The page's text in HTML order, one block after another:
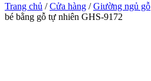
Trang chủ /Cửa hàng /Giường ngủ gỗ
bé bằng gỗ tự nhiên GHS-9172